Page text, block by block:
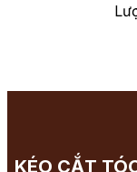
KÉO CẮT